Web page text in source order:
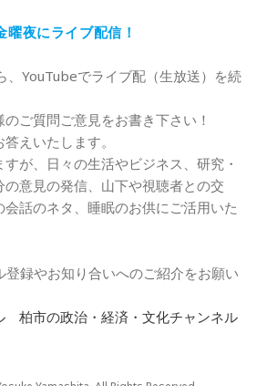
夜にライブ配信！
、YouTubeでライブ配（生放送）を続
ご質問ご意見をお書き下さい！
えいたします。
が、日々の生活やビジネス、研究・
意見の発信、山下や視聴者との交
話のネタ、睡眠のお供にご活用いた
登録やお知り合いへのご紹介をお願い
柏市の政治・経済・文化チャンネル